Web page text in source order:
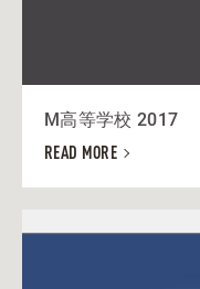
M高等学校 2017
READ MORE